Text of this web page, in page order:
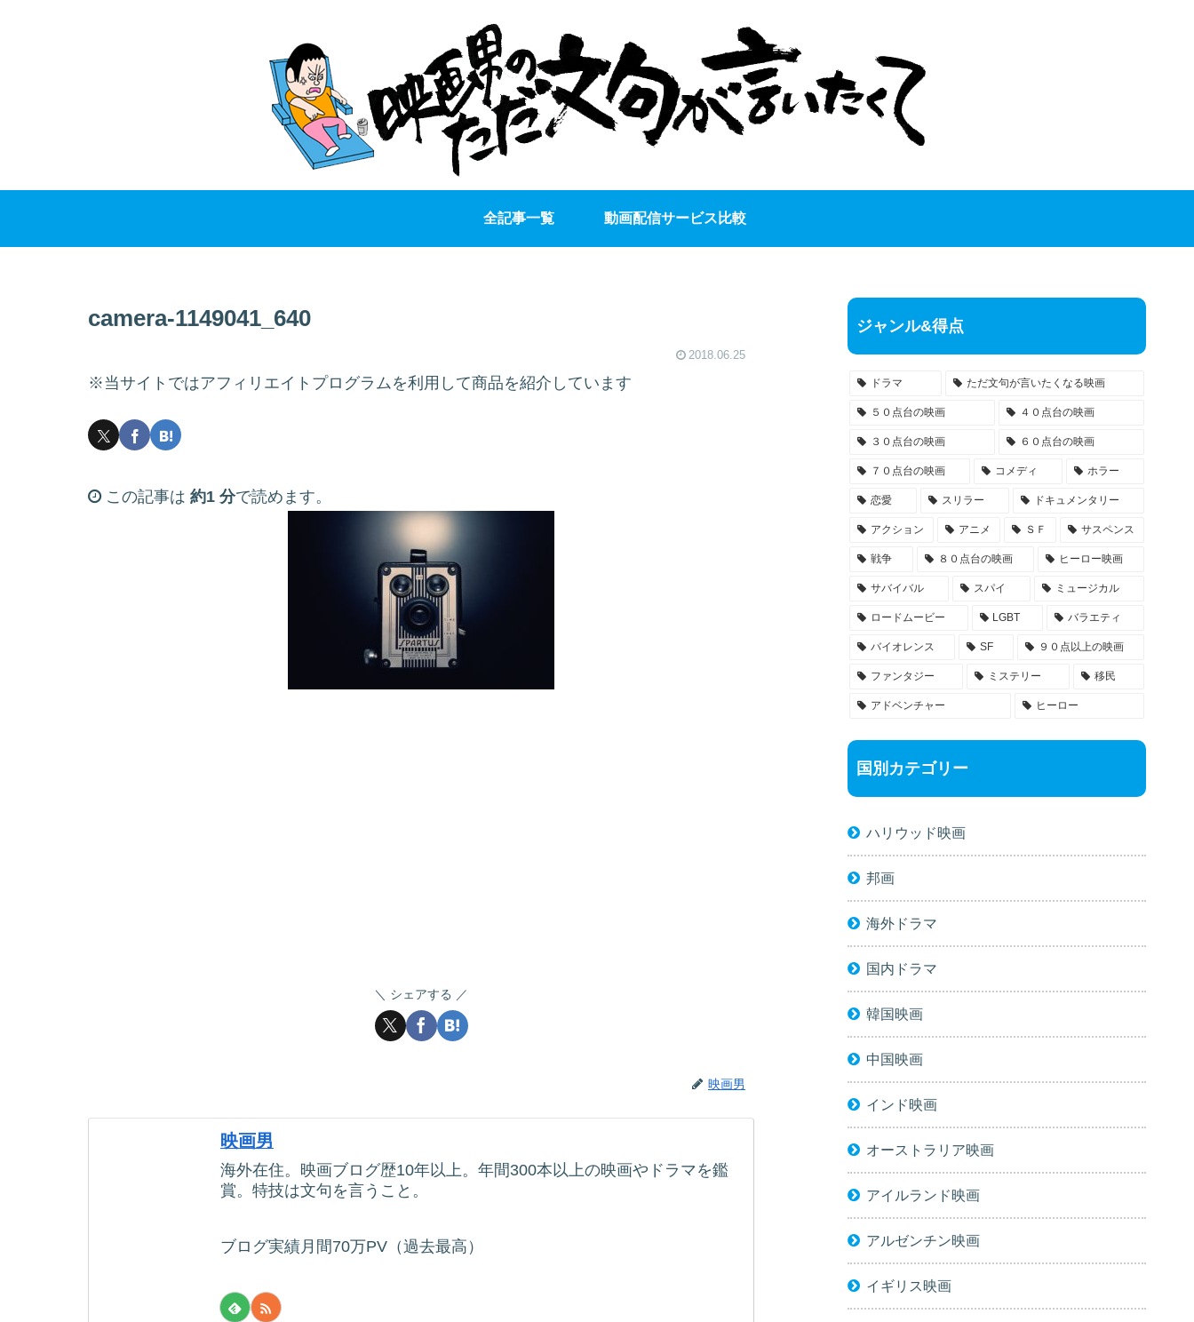
全記事一覧 動画配信サービス比較
camera-1149041_640
2018.06.25
※当サイトではアフィリエイトプログラムを利用して商品を紹介しています
この記事は 約1 分で読めます。
シェアする
映画男
映画男
海外在住。映画ブログ歴10年以上。年間300本以上の映画やドラマを鑑
賞。特技は文句を言うこと。
ブログ実績月間70万PV（過去最高）
ジャンル&得点
ドラマ ただ文句が言いたくなる映画
５０点台の映画 ４０点台の映画
３０点台の映画 ６０点台の映画
７０点台の映画 コメディ ホラー
恋愛 スリラー ドキュメンタリー
アクション アニメ ＳＦ サスペンス
戦争 ８０点台の映画 ヒーロー映画
サバイバル スパイ ミュージカル
ロードムービー LGBT バラエティ
バイオレンス SF ９０点以上の映画
ファンタジー ミステリー 移民
アドベンチャー ヒーロー
国別カテゴリー
ハリウッド映画
邦画
海外ドラマ
国内ドラマ
韓国映画
中国映画
インド映画
オーストラリア映画
アイルランド映画
アルゼンチン映画
イギリス映画